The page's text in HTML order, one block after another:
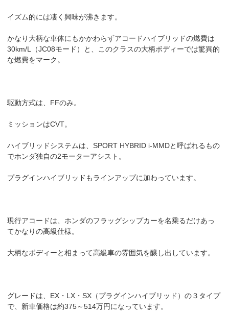
イズム的には凄く興味が沸きます。
かなり大柄な車体にもかかわらずアコードハイブリッドの燃費は
30km/L（JC08モード）と、このクラスの大柄ボディーでは驚異的
な燃費をマーク。
駆動方式は、FFのみ。
ミッションはCVT。
ハイブリッドシステムは、SPORT HYBRID i-MMDと呼ばれるもの
でホンダ独自の2モーターアシスト。
プラグインハイブリッドもラインアップに加わっています。
現行アコードは、ホンダのフラッグシップカーを名乗るだけあっ
てかなりの高級仕様。
大柄なボディーと相まって高級車の雰囲気を醸し出しています。
グレードは、EX・LX・SX（プラグインハイブリッド）の３タイプ
で、新車価格は約375～514万円になっています。